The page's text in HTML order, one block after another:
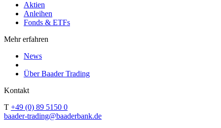
Aktien
Anleihen
Fonds & ETFs
Mehr erfahren
News
Über Baader Trading
Kontakt
T +49 (0) 89 5150 0
baader-trading@baaderbank.de